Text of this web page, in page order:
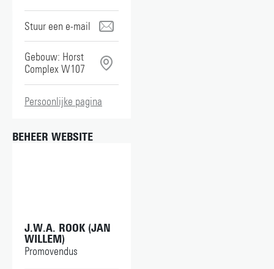
p.tzanetis@utwente.nl
Gebouw: Horst
Complex W107
Persoonlijke pagina
BEHEER WEBSITE
J.W.A. ROOK (JAN
WILLEM)
Promovendus